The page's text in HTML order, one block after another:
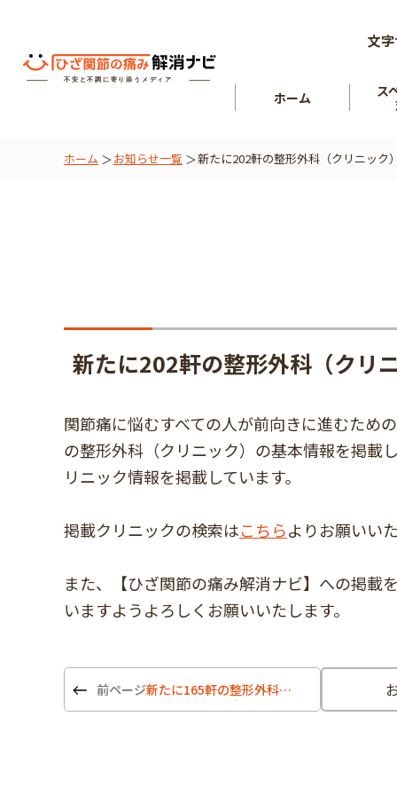
文
ホーム
ス
ホーム お知らせ一覧 新たに202軒の整形外科（クリニック
新たに202軒の整形外科（クリ
関節痛に悩むすべての人が前向きに進むため
の整形外科（クリニック）の基本情報を掲載
リニック情報を掲載しています。
掲載クリニックの検索はこちらよりお願いい
また、【ひざ関節の痛み解消ナビ】への掲載
いますようよろしくお願いいたします。
新たに165軒の整形外科（クリニック）の基本情報を追加掲載しました。